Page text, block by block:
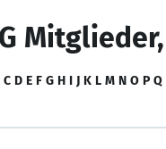
C D E F G H I J K L M N O P Q